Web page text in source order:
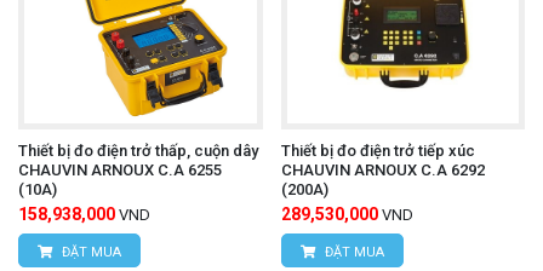
Thiết bị đo điện trở thấp, cuộn dây
CHAUVIN ARNOUX C.A 6255
(10A)
158,938,000 VND
ĐẶT MUA
Thiết bị đo điện trở tiếp xúc
CHAUVIN ARNOUX C.A 6292
(200A)
289,530,000 VND
ĐẶT MUA